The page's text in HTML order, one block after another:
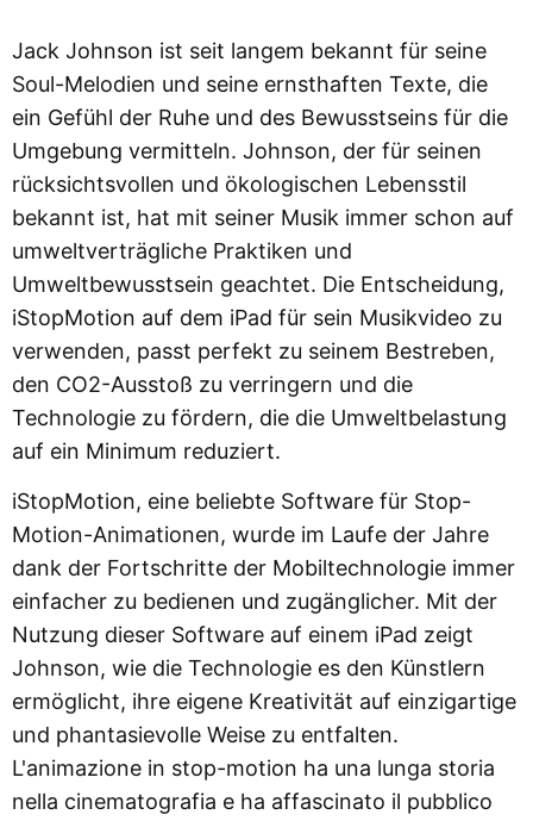
Jack Johnson ist seit langem bekannt für seine
Soul-Melodien und seine ernsthaften Texte, die
ein Gefühl der Ruhe und des Bewusstseins für die
Umgebung vermitteln. Johnson, der für seinen
rücksichtsvollen und ökologischen Lebensstil
bekannt ist, hat mit seiner Musik immer schon auf
umweltverträgliche Praktiken und
Umweltbewusstsein geachtet. Die Entscheidung,
iStopMotion auf dem iPad für sein Musikvideo zu
verwenden, passt perfekt zu seinem Bestreben,
den CO2-Ausstoß zu verringern und die
Technologie zu fördern, die die Umweltbelastung
auf ein Minimum reduziert.
iStopMotion, eine beliebte Software für Stop-
Motion-Animationen, wurde im Laufe der Jahre
dank der Fortschritte der Mobiltechnologie immer
einfacher zu bedienen und zugänglicher. Mit der
Nutzung dieser Software auf einem iPad zeigt
Johnson, wie die Technologie es den Künstlern
ermöglicht, ihre eigene Kreativität auf einzigartige
und phantasievolle Weise zu entfalten.
L'animazione in stop-motion ha una lunga storia
nella cinematografia e ha affascinato il pubblico